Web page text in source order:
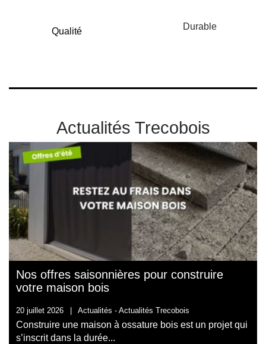
Qualité Durable
Actualités Trecobois
Nos offres saisonnières pour construire
votre maison bois
20 juillet 2026 Actualités - Actualités Trecobois
Construire une maison à ossature bois est un projet qui
s’inscrit dans la durée...